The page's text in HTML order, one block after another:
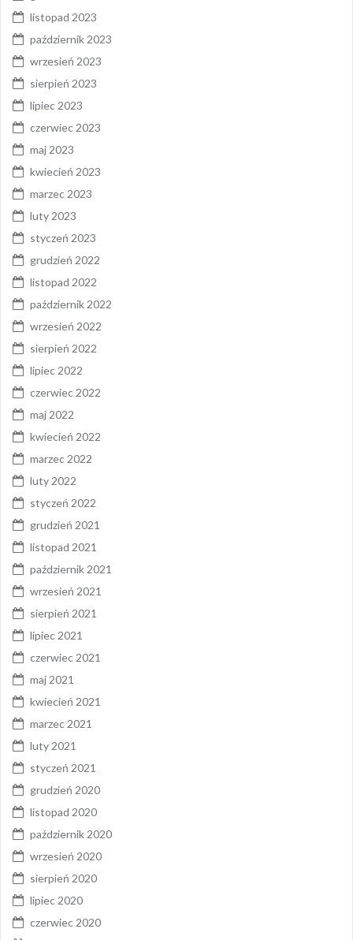
listopad 2023
październik 2023
wrzesień 2023
sierpień 2023
lipiec 2023
czerwiec 2023
maj 2023
kwiecień 2023
marzec 2023
luty 2023
styczeń 2023
grudzień 2022
listopad 2022
październik 2022
wrzesień 2022
sierpień 2022
lipiec 2022
czerwiec 2022
maj 2022
kwiecień 2022
marzec 2022
luty 2022
styczeń 2022
grudzień 2021
listopad 2021
październik 2021
wrzesień 2021
sierpień 2021
lipiec 2021
czerwiec 2021
maj 2021
kwiecień 2021
marzec 2021
luty 2021
styczeń 2021
grudzień 2020
listopad 2020
październik 2020
wrzesień 2020
sierpień 2020
lipiec 2020
czerwiec 2020